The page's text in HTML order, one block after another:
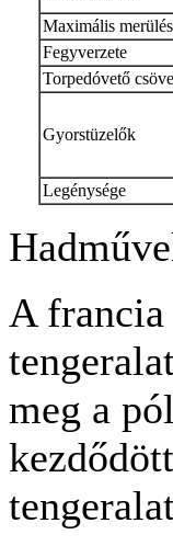
Maximális
Fegyverzete
Torpedóvető
Gyorstüzelők
Legénysége
A francia
meg a